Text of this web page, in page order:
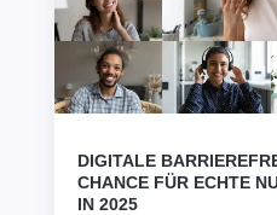
DIGITALE
CHANCE FÜR ECHTE
IN 2025